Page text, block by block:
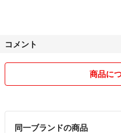
気持ちの良いお取引ができれ
言もメッセージをくださらない
③これ以上お値下げはできませ
コメント
商品に
同一ブランドの商品